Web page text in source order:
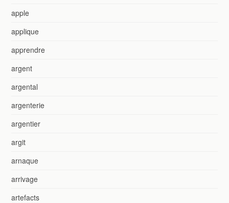
apple
applique
apprendre
argent
argental
argenterie
argentier
argit
arnaque
arrivage
artefacts